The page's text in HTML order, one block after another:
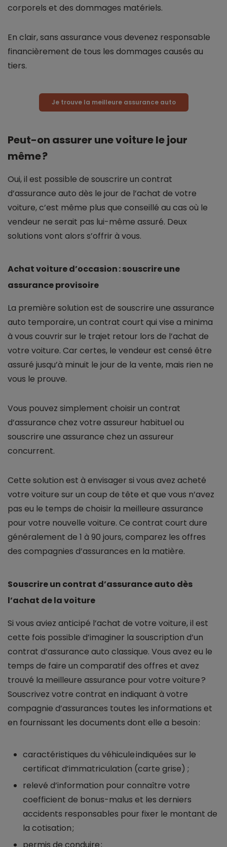
corporels et des dommages matériels.
En clair, sans assurance vous devenez responsable
financièrement de tous les dommages causés au
tiers.
Je trouve la meilleure assurance auto
Peut-on assurer une voiture le jour
même ?
Oui, il est possible de souscrire un contrat
d’assurance auto dès le jour de l’achat de votre
voiture, c’est même plus que conseillé au cas où le
vendeur ne serait pas lui-même assuré. Deux
solutions vont alors s’offrir à vous.
Achat voiture d’occasion : souscrire une
assurance provisoire
La première solution est de souscrire une assurance
auto temporaire, un contrat court qui vise a minima
à vous couvrir sur le trajet retour lors de l’achat de
votre voiture. Car certes, le vendeur est censé être
assuré jusqu’à minuit le jour de la vente, mais rien ne
vous le prouve.
Vous pouvez simplement choisir un contrat
d’assurance chez votre assureur habituel ou
souscrire une assurance chez un assureur
concurrent.
Cette solution est à envisager si vous avez acheté
votre voiture sur un coup de tête et que vous n’avez
pas eu le temps de choisir la meilleure assurance
pour votre nouvelle voiture. Ce contrat court dure
généralement de 1 à 90 jours, comparez les offres
des compagnies d’assurances en la matière.
Souscrire un contrat d’assurance auto dès
l’achat de la voiture
Si vous aviez anticipé l’achat de votre voiture, il est
cette fois possible d’imaginer la souscription d’un
contrat d’assurance auto classique. Vous avez eu le
temps de faire un comparatif des offres et avez
trouvé la meilleure assurance pour votre voiture ?
Souscrivez votre contrat en indiquant à votre
compagnie d’assurances toutes les informations et
en fournissant les documents dont elle a besoin :
caractéristiques du véhicule indiquées sur le
certificat d’immatriculation (carte grise) ;
relevé d’information pour connaître votre
coefficient de bonus-malus et les derniers
accidents responsables pour fixer le montant de
la cotisation ;
permis de conduire ;